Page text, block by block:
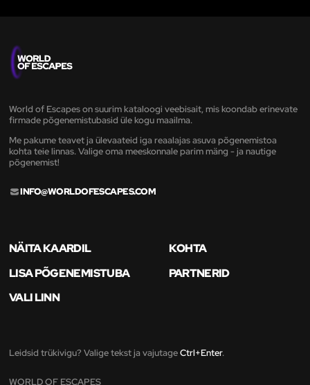
World of Escapes on suurim kataloogi veebisait, mis koondab erinevate
firmade põgenemistubasid üle kogu maailma.
Me pakume teavet ja ülevaateid iga reaalajas asuva põgenemistoa
kohta teie linnas. Valige oma meeskonnale parim mäng - ja nautige
põgenemist!
INFO@WORLDOFESCAPES.COM
NÄITA KAARDIL
KOHTA
LISA PÕGENEMISTUBA
PARTNERID
VALI LINN
Leidsid trükivigu? Valige tekst ja vajutageCtrl+Enter.
WORLD OF ESCAPES